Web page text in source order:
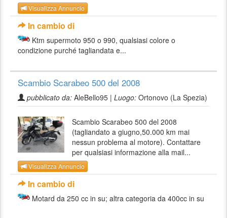
Visualizza Annuncio
In cambio di
Ktm supermoto 950 o 990, qualsiasi colore o
condizione purché tagliandata e...
Scambio Scarabeo 500 del 2008
pubblicato da: AleBello95 | Luogo: Ortonovo (La Spezia)
Scambio Scarabeo 500 del 2008
(tagliandato a giugno,50.000 km mai
nessun problema al motore). Contattare
per qualsiasi informazione alla mail...
Visualizza Annuncio
In cambio di
Motard da 250 cc in su; altra categoria da 400cc in su